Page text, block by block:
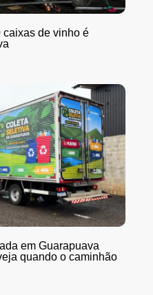
caixas de vinho é
em Guarapuava
quando o caminhão